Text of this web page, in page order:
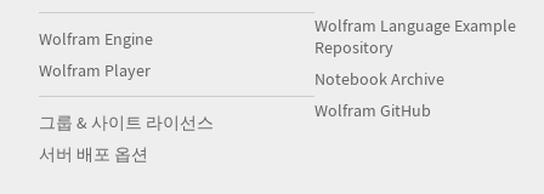
Wolfram Engine
Wolfram Player
그룹 & 사이트 라이선스
서버 배포 옵션
Wolfram Language Example
Repository
Notebook Archive
Wolfram GitHub